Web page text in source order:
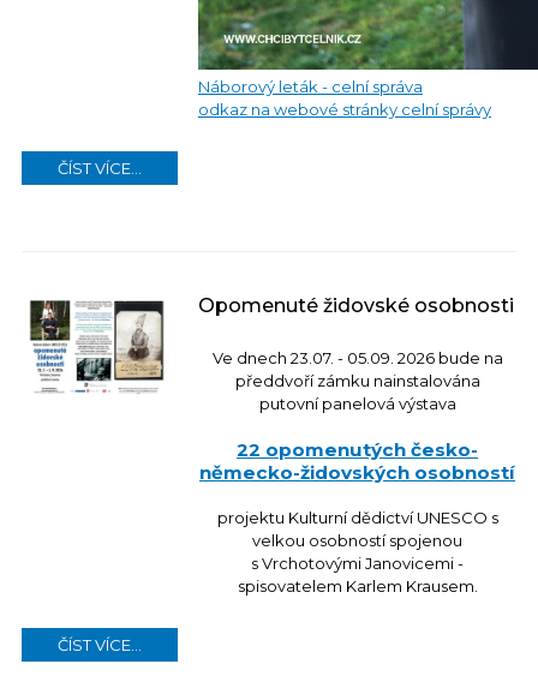
Náborový leták - celní správa
odkaz na webové stránky celní správy
ČÍST VÍCE...
Opomenuté židovské osobnosti
Ve dnech 23.07. - 05.09. 2026 bude na
předdvoří zámku nainstalována
putovní panelová výstava
22 opomenutých česko-
německo-židovských osobností
projektu Kulturní dědictví UNESCO s
velkou osobností spojenou
s Vrchotovými Janovicemi -
spisovatelem Karlem Krausem.
ČÍST VÍCE...